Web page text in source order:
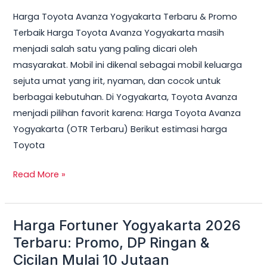
Harga Toyota Avanza Yogyakarta Terbaru & Promo
Terbaik Harga Toyota Avanza Yogyakarta masih
menjadi salah satu yang paling dicari oleh
masyarakat. Mobil ini dikenal sebagai mobil keluarga
sejuta umat yang irit, nyaman, dan cocok untuk
berbagai kebutuhan. Di Yogyakarta, Toyota Avanza
menjadi pilihan favorit karena: Harga Toyota Avanza
Yogyakarta (OTR Terbaru) Berikut estimasi harga
Toyota
Read More »
Harga Fortuner Yogyakarta 2026
Terbaru: Promo, DP Ringan &
Cicilan Mulai 10 Jutaan
Harga
Fortuner
Yogyakarta